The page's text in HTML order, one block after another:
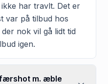
har travlt. Det er
var på tilbud hos
nok vil gå lidt tid
igen.
m. æble